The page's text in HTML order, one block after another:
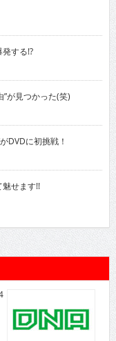
する!?
が見つかった(笑)
DVDに初挑戦！
せます!!